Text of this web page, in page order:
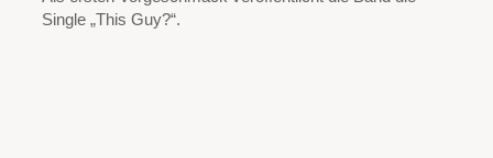
Single „This Guy?“.